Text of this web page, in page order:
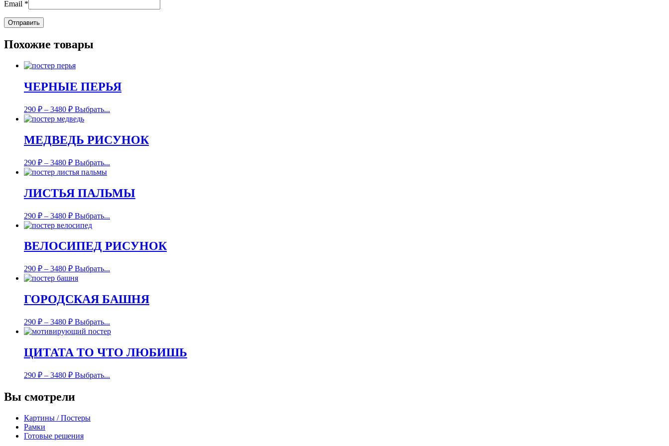
Email *
Похожие товары
ЧЕРНЫЕ ПЕРЬЯ
290 ₽ – 3480 ₽ Выбрать...
МЕДВЕДЬ РИСУНОК
290 ₽ – 3480 ₽ Выбрать...
ЛИСТЬЯ ПАЛЬМЫ
290 ₽ – 3480 ₽ Выбрать...
ВЕЛОСИПЕД РИСУНОК
290 ₽ – 3480 ₽ Выбрать...
ГОРОДСКАЯ БАШНЯ
290 ₽ – 3480 ₽ Выбрать...
ЦИТАТА ТО ЧТО ЛЮБИШЬ
290 ₽ – 3480 ₽ Выбрать...
Вы смотрели
Картины / Постеры
Рамки
Готовые решения